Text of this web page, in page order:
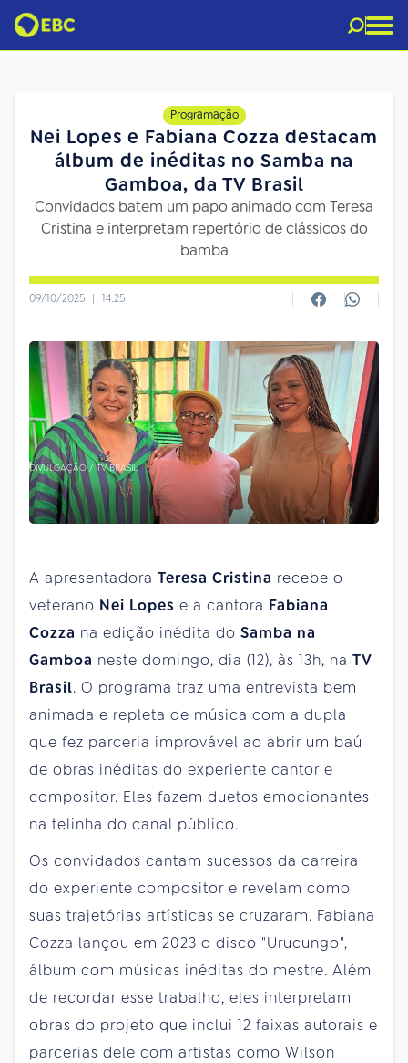
Programação
Nei Lopes e Fabiana Cozza destacam
álbum de inéditas no Samba na
Gamboa, da TV Brasil
Convidados batem um papo animado com Teresa
Cristina e interpretam repertório de clássicos do
bamba
09/10/2025 | 14:25
DIVULGAÇÃO / TV BRASIL
A apresentadora Teresa Cristina recebe o
veterano Nei Lopes e a cantora Fabiana
Cozza na edição inédita do Samba na
Gamboa neste domingo, dia (12), às 13h, na TV
Brasil. O programa traz uma entrevista bem
animada e repleta de música com a dupla
que fez parceria improvável ao abrir um baú
de obras inéditas do experiente cantor e
compositor. Eles fazem duetos emocionantes
na telinha do canal público.
Os convidados cantam sucessos da carreira
do experiente compositor e revelam como
suas trajetórias artísticas se cruzaram. Fabiana
Cozza lançou em 2023 o disco "Urucungo",
álbum com músicas inéditas do mestre. Além
de recordar esse trabalho, eles interpretam
obras do projeto que inclui 12 faixas autorais e
parcerias dele com artistas como Wilson